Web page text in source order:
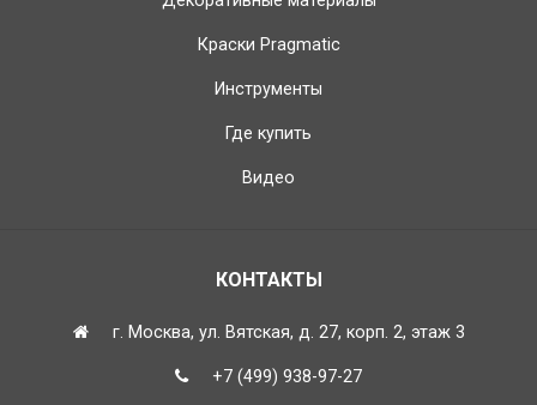
Краски Pragmatic
Инструменты
Где купить
Видео
КОНТАКТЫ
г. Москва, ул. Вятская, д. 27, корп. 2, этаж 3
+7 (499) 938-97-27